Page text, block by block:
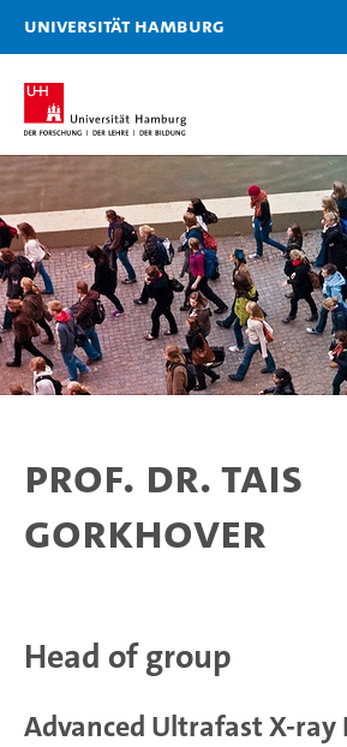
Universität Hamburg
Prof. Dr. Tais
Gorkhover
Head of group
Advanced Ultrafast X-ray